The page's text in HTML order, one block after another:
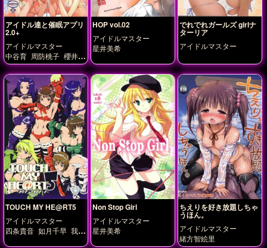
アイドル達と催眠アプリ
2.0+
アイドルマスター
中谷育 周防桃子 櫻井桃
華 的場梨沙 結城晴
HOP vol.02
アイドルマスター
星井美希
でれでれガールズ girlナ
ターリア
アイドルマスター
TOUCH MY HE@RT5
アイドルマスター
四条貴音 如月千早 我那
Non Stop Girl
アイドルマスター
星井美希
ちえりを好き放題しちゃ
うほん。
アイドルマスター
緒方智絵里